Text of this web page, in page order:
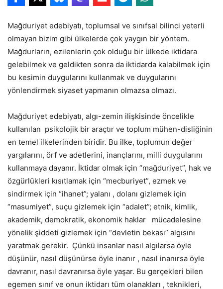
Mağduriyet edebiyatı, toplumsal ve sınıfsal bilinci yeterli
olmayan bizim gibi ülkelerde çok yaygın bir yöntem.
Mağdurların, ezilenlerin çok olduğu bir ülkede iktidara
gelebilmek ve geldikten sonra da iktidarda kalabilmek için
bu kesimin duygularını kullanmak ve duygularını
yönlendirmek siyaset yapmanın olmazsa olmazı.
Mağduriyet edebiyatı, algı-zemin ilişkisinde öncelikle
kullanılan psikolojik bir araçtır ve toplum mühen-disliğinin
en temel ilkelerinden biridir. Bu ilke, toplumun değer
yargılarını, örf ve adetlerini, inançlarını, milli duygularını
kullanmaya dayanır. İktidar olmak için “mağduriyet”, hak ve
özgürlükleri kısıtlamak için “mecburiyet”, ezmek ve
sindirmek için “ihanet”; yalanı , dolanı gizlemek için
“masumiyet”, suçu gizlemek için “adalet”; etnik, kimlik,
akademik, demokratik, ekonomik haklar mücadelesine
yönelik şiddeti gizlemek için “devletin bekası” algısını
yaratmak gerekir. Çünkü insanlar nasıl algılarsa öyle
düşünür, nasıl düşünürse öyle inanır , nasıl inanırsa öyle
davranır, nasıl davranırsa öyle yaşar. Bu gerçekleri bilen
egemen sınıf ve onun iktidarı tüm olanakları , teknikleri,